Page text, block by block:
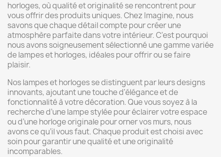
horloges, où qualité et originalité se rencontrent pour
vous offrir des produits uniques. Chez Imagine, nous
savons que chaque détail compte pour créer une
atmosphère parfaite dans votre intérieur. C’est pourquoi
nous avons soigneusement sélectionné une gamme variée
de lampes et horloges, idéales pour offrir ou se faire
plaisir.
Nos lampes et horloges se distinguent par leurs designs
innovants, ajoutant une touche d'élégance et de
fonctionnalité à votre décoration. Que vous soyez à la
recherche d’une lampe stylée pour éclairer votre espace
ou d’une horloge originale pour orner vos murs, nous
avons ce qu’il vous faut. Chaque produit est choisi avec
soin pour garantir une qualité et une originalité
incomparables.